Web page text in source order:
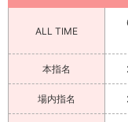
ALL TIME
本指名
場内指名